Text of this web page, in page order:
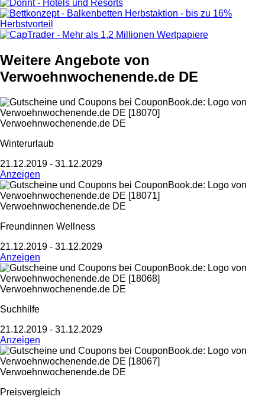
Weitere Angebote von
Verwoehnwochenende.de DE
Verwoehnwochenende.de DE
Winterurlaub
21.12.2019 - 31.12.2029
Anzeigen
Verwoehnwochenende.de DE
Freundinnen Wellness
21.12.2019 - 31.12.2029
Anzeigen
Verwoehnwochenende.de DE
Suchhilfe
21.12.2019 - 31.12.2029
Anzeigen
Verwoehnwochenende.de DE
Preisvergleich